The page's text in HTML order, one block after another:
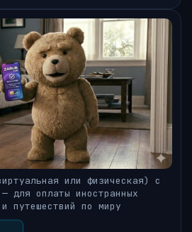
или физическая) с
для оплаты иностранных
путешествий по миру